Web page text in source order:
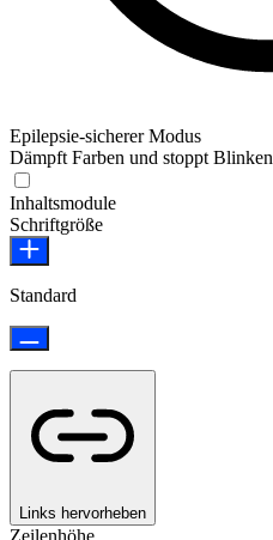
Epilepsie-sicherer Modus
Dämpft Farben und stoppt Blinken
Inhaltsmodule
Schriftgröße
Standard
Links hervorheben
Zeilenhöhe